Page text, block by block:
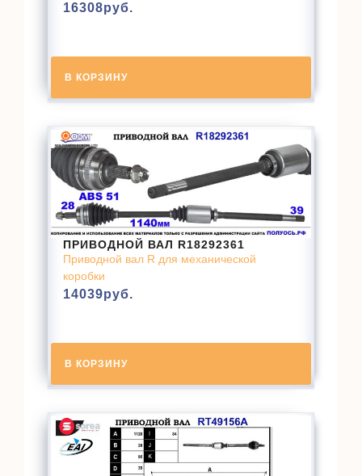
16308руб.
В КОРЗИНУ
ПРИВОДНОЙ ВАЛ R18292361
Приводной вал R для механической
коробки
14039руб.
В КОРЗИНУ